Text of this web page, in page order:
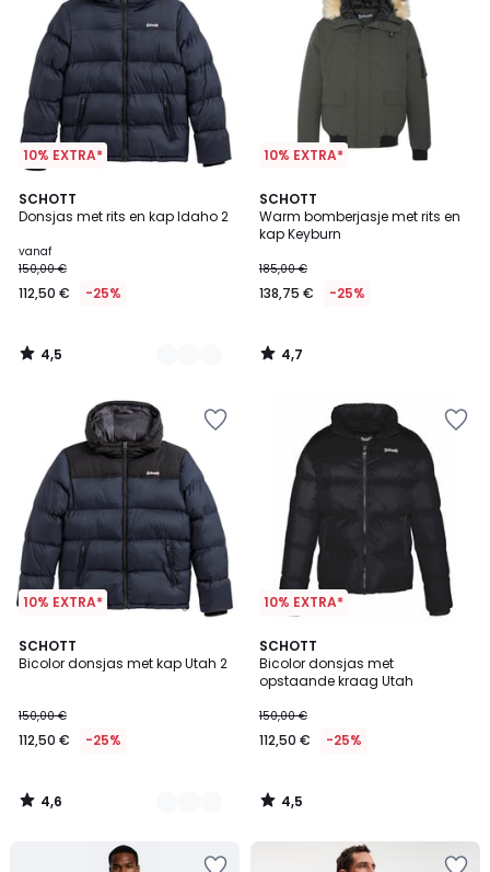
10% EXTRA*
SCHOTT
Donsjas met rits en kap Idaho 2
vanaf
150,00 €
112,50 € -25%
4,5
/ 5
3
Kleuren
4,5
/
10% EXTRA*
SCHOTT
Warm bomberjasje met rits en
kap Keyburn
185,00 €
138,75 € -25%
4,7
/ 5
4,7
/
10% EXTRA*
SCHOTT
Bicolor donsjas met kap Utah 2
150,00 €
112,50 € -25%
4,6
/ 5
4
Kleuren
4,6
/
10% EXTRA*
SCHOTT
Bicolor donsjas met
opstaande kraag Utah
150,00 €
112,50 € -25%
4,5
/ 5
4,5
/